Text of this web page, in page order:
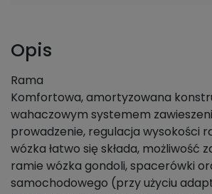
Opis
Rama
Komfortowa, amortyzowana
wahaczowym systemem
prowadzenie, regulacja wysokości
wózka łatwo się składa, możliwość
ramie wózka gondoli, spacerówki
samochodowego (przy użyciu